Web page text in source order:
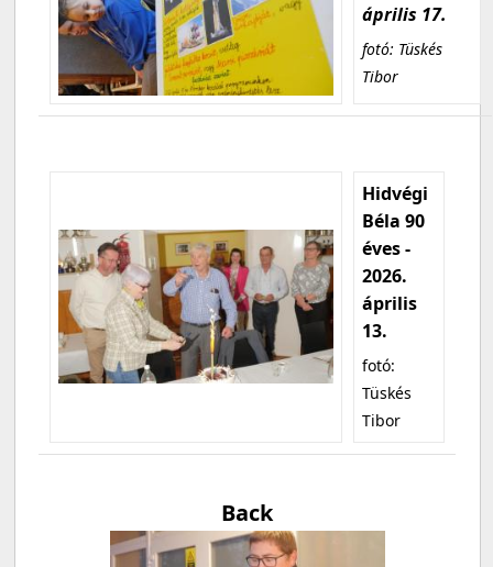
április 17.
fotó: Tüskés
Tibor
Hidvégi
Béla 90
éves -
2026.
április
13.
fotó:
Tüskés
Tibor
Back